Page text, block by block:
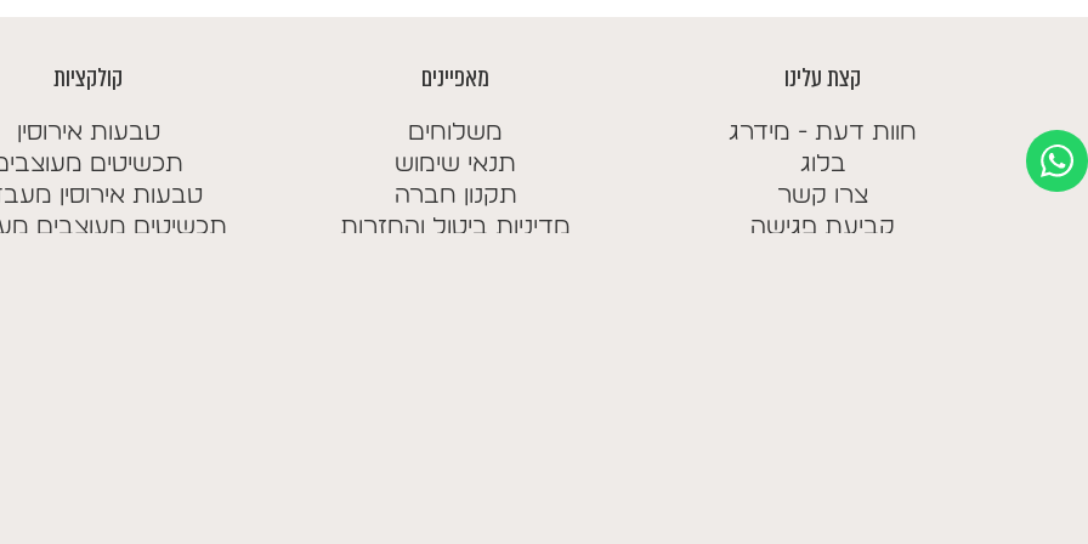
קצת עלינו
חוות דעת - מידרג
בלוג
צרו קשר
קביעת פגישה
מאפיינים
משלוחים
תנאי שימוש
תקנון חברה
מדיניות ביטול והחזרות
קולקציות
טבעות אירוסין
תכשיטים
טבעות אירוסין
תכשיטים מעוצבים